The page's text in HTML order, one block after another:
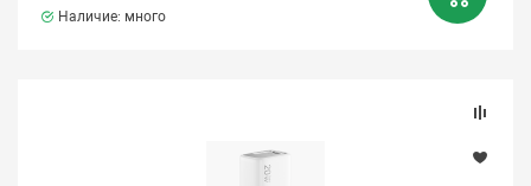
Наличие: много